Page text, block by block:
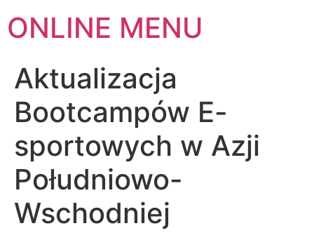
ONLINE MENU
Aktualizacja
Bootcampów E-
sportowych w Azji
Południowo-
Wschodniej